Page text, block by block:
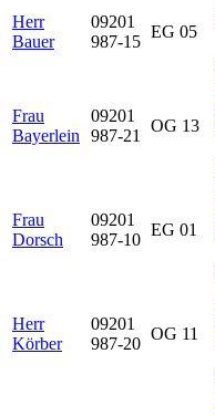
Herr
Bauer
09201
987-15
EG 05
Frau
Bayerlein
09201
987-21
OG 13
Frau
Dorsch
09201
987-10
EG 01
Herr
Körber
09201
987-20
OG 11